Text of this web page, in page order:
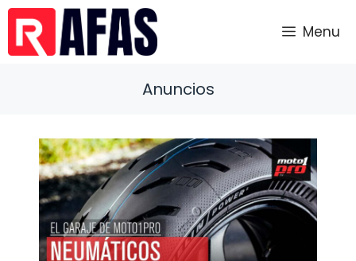
Saltar
contenido
Menu
Anuncios